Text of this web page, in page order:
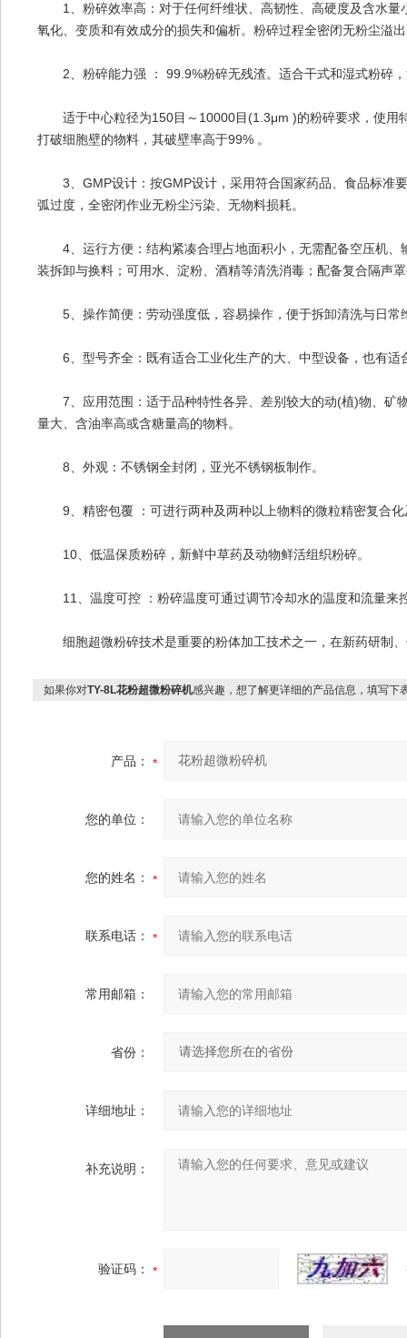
1、粉碎效率高：对于任何纤维状、高韧性、高硬度及含水量
氧化、变质和有效成分的损失和偏析。粉碎过程全密闭无粉尘溢
2、粉碎能力强 ： 99.9%粉碎无残渣。适合干式和湿式粉碎，
适于中心粒径为150目～10000目(1.3μm )的粉碎要求，使用
打破细胞壁的物料，其破壁率高于99% 。
3、GMP设计：按GMP设计，采用符合国家药品、食品标准
弧过度，全密闭作业无粉尘污染、无物料损耗。
4、运行方便：结构紧凑合理占地面积小，无需配备空压机、
装拆卸与换料；可用水、淀粉、酒精等清洗消毒；配备复合隔声
5、操作简便：劳动强度低，容易操作，便于拆卸清洗与日常
6、型号齐全：既有适合工业化生产的大、中型设备，也有适
7、应用范围：适于品种特性各异、差别较大的动(植)物、矿
量大、含油率高或含糖量高的物料。
8、外观：不锈钢全封闭，亚光不锈钢板制作。
9、精密包覆 ：可进行两种及两种以上物料的微粒精密复合化
10、低温保质粉碎，新鲜中草药及动物鲜活组织粉碎。
11、温度可控 ：粉碎温度可通过调节冷却水的温度和流量来
细胞超微粉碎技术是重要的粉体加工技术之一，在新药研制
如果你对TY-8L花粉超微粉碎机感兴趣，想了解更详细的产品信息，填写下
产品：
您的单位：
您的姓名：
联系电话：
常用邮箱：
省份：
详细地址：
补充说明：
验证码：